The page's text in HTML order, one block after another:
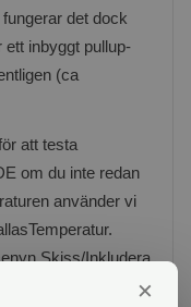
det dock
inbyggt pullup-
(ca
att testa
om du inte redan
använder vi
Skiss/Inkludera
samt
×